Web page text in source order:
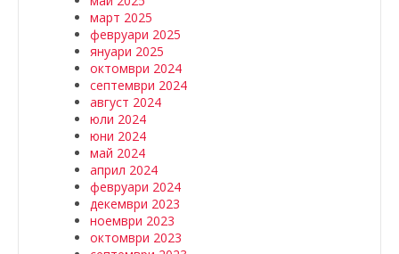
март 2025
февруари 2025
януари 2025
октомври 2024
септември 2024
август 2024
юли 2024
юни 2024
май 2024
април 2024
февруари 2024
декември 2023
ноември 2023
октомври 2023